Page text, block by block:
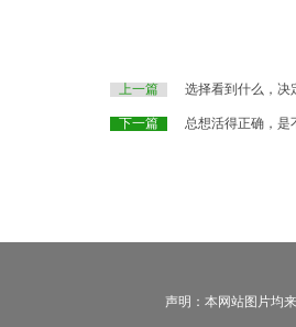
上一篇 选择看到什么，决
下一篇 总想活得正确，是
声明：本网站图片均